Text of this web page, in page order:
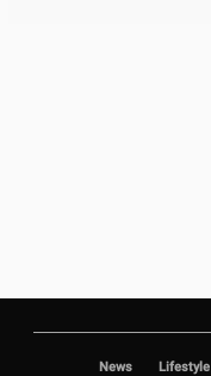
News Lifestyle